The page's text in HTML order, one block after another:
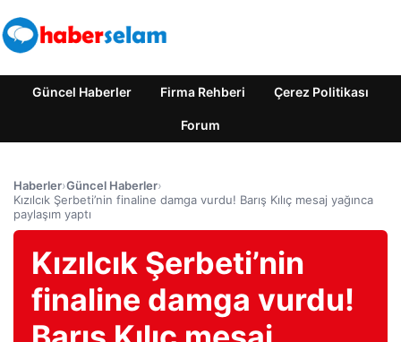
Güncel Haberler Firma Rehberi Çerez Politikası
Forum
Haberler›Güncel Haberler›
Kızılcık Şerbeti’nin finaline damga vurdu! Barış Kılıç mesaj yağınca
paylaşım yaptı
Kızılcık Şerbeti’nin
finaline damga vurdu!